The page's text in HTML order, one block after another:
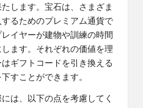
します。宝石は、さまざま
るためのプレミアム通貨で
イヤーが建物や訓練の時間
ます。それぞれの価値を理
ギフトコードを引き換える
すことができます。
は、以下の点を考慮してく